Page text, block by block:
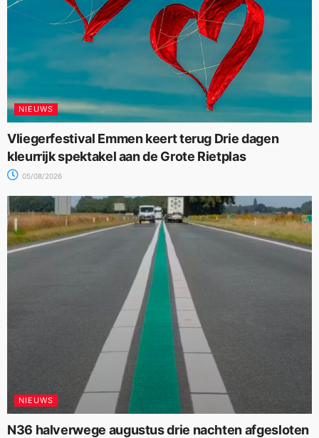
NIEUWS
Vliegerfestival Emmen keert terug Drie dagen
kleurrijk spektakel aan de Grote Rietplas
05/08/2026
NIEUWS
N36 halverwege augustus drie nachten afgesloten